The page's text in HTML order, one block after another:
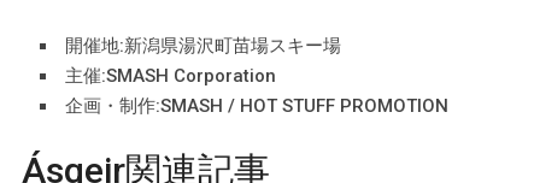
開催地:新潟県湯沢町苗場スキー場
主催:SMASH Corporation
企画・制作:SMASH / HOT STUFF PROMOTION
Ásgeir関連記事